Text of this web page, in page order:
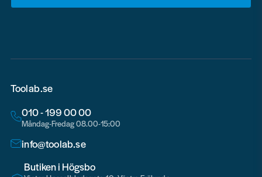
Toolab.se
010 - 199 00 00
Måndag-Fredag 08.00-15:00
info@toolab.se
Butiken i Högsbo